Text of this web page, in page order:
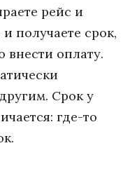
рейс и
получаете срок,
внести оплату.
Срок у
где-то